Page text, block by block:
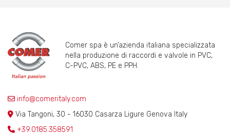
Comer spa è un’azienda italiana specializzata
nella produzione di raccordi e valvole in PVC,
C-PVC, ABS, PE e PPH.
info@comeritaly.com
Via Tangoni, 30 - 16030 Casarza Ligure Genova Italy
+39.0185.358591